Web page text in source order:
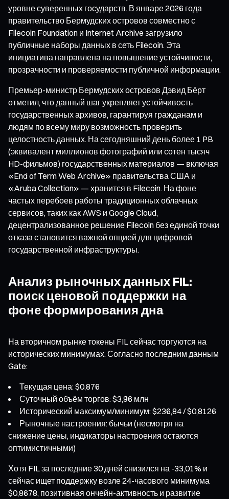
уровне суверенных государств. В январе 2026 года
правительство Бермудских островов совместно с
Filecoin Foundation и Internet Archive загрузило
публичные наборы данных в сеть Filecoin. Эта
инициатива направлена на повышение устойчивости,
прозрачности и проверяемости публичной информации.
Премьер-министр Бермудских островов Дэвид Бёрт
отметил, что данный шаг укрепляет устойчивость
государственных архивов, гарантируя гражданам и
людям по всему миру возможность проверить
целостность данных. На сегодняшний день более 1 PB
(эквивалент миллионов фотографий или сотен тысяч
HD-фильмов) государственных материалов — включая
«End of Term Web Archive» правительства США и
«Aruba Collection» — хранится в Filecoin. На фоне
частых перебоев работы традиционных облачных
сервисов, таких как AWS и Google Cloud,
децентрализованное решение Filecoin без единой точки
отказа становится важной опцией для цифровой
государственной инфраструктуры.
Анализ рыночных данных FIL:
поиск ценовой поддержки на
фоне формирования дна
На вторичном рынке токены FIL сейчас торгуются на
исторических минимумах. Согласно последним данным
Gate:
Текущая цена: $0,876
Суточный объём торгов: $3,96 млн
Исторический максимум/минимум: $236,84 / $0,8126
Рыночные настроения: бычьи (несмотря на
снижение цены, индикаторы настроения остаются
оптимистичными)
Хотя FIL за последние 30 дней снизился на -33,01% и
сейчас ищет поддержку возле 24-часового минимума
$0,8678, позитивная ончейн-активность и развитие